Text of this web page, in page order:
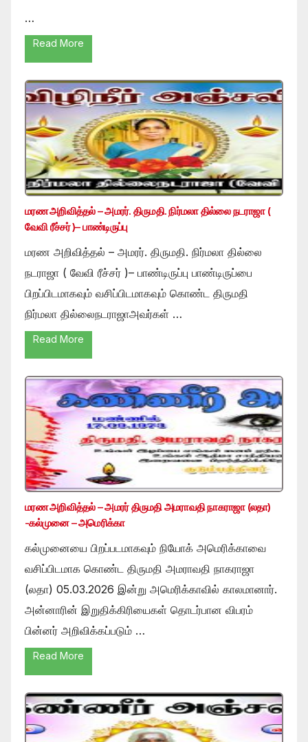
…
Read More
மரண அறிவித்தல் – அமரர். திருமதி. நிர்மலா தில்லை நடராஜா (
வேவி ரீச்சர் )– பாண்டிருப்பு
மரண அறிவித்தல் – அமரர். திருமதி. நிர்மலா தில்லை
நடராஜா ( வேவி ரீச்சர் )– பாண்டிருப்பு பாண்டிருப்பை
பிறப்பிடமாகவும் வசிப்பிடமாகவும் கொண்ட திருமதி
நிர்மலா தில்லைநடராஜாஅவர்கள் …
Read More
மரண அறிவித்தல் – அமரர் திருமதி அமராவதி நாகராஜா (லதா)
-கல்முனை – அமெரிக்கா
கல்முனையை பிறப்படமாகவும் நியோக் அமெரிக்காவை
வசிப்பிடமாக கொண்ட திருமதி அமராவதி நாகராஜா
(லதா) 05.03.2026 இன்று அமெரிக்காவில் காலமானார்.
அன்னாரின் இறுதிக்கிரியைகள் தொடர்பான விபரம்
பின்னர் அறிவிக்கப்படும் …
Read More